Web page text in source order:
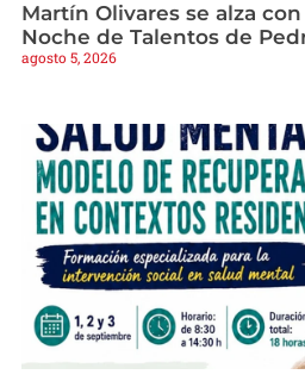
Martín Olivares se alza
Noche de Talentos de
agosto 5, 2026